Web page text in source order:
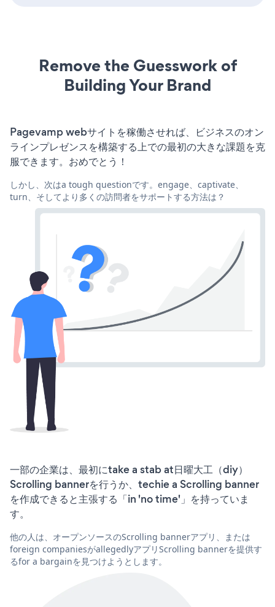
Remove the Guesswork of
Building Your Brand
Pagevamp webサイトを稼働させれば、ビジネスのオン
ラインプレゼンスを構築する上での最初の大きな課題を克
服できます。おめでとう！
しかし、次はa tough questionです。engage、captivate、
turn、そしてより多くの訪問者をサポートする方法は？
一部の企業は、最初にtake a stab at日曜大工（diy）
Scrolling bannerを行うか、techie a Scrolling banner
を作成できると主張する「in 'no time'」を持っていま
す。
他の人は、オープンソースのScrolling bannerアプリ、または
foreign companiesがallegedlyアプリScrolling bannerを提供す
るfor a bargainを見つけようとします。